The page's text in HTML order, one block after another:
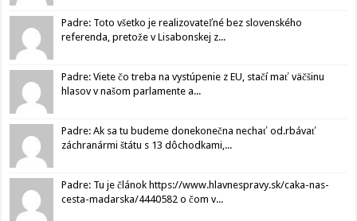
Padre: Toto všetko je realizovateľné bez slovenského
referenda, pretože v Lisabonskej z...
Padre: Viete čo treba na vystúpenie z EU, stačí mať väčšinu
hlasov v našom parlamente a...
Padre: Ak sa tu budeme donekonečna nechať od.rbávať
záchranármi štátu s 13 dôchodkami,...
Padre: Tu je článok https://www.hlavnespravy.sk/caka-nas-
cesta-madarska/4440582 o čom v...